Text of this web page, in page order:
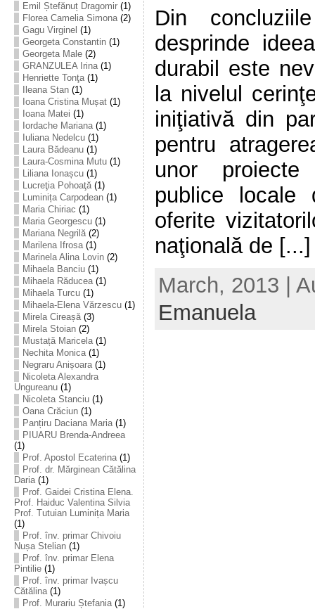
Emil Ștefănuț Dragomir(1)
Florea Camelia Simona(2)
Gagu Virginel (1)
Georgeta Constantin(1)
Georgeta Male(2)
GRANZULEA Irina(1)
Henriette Tonţa(1)
Ileana Stan(1)
Ioana Cristina Mușat(1)
Ioana Matei (1)
Iordache Mariana(1)
Iuliana Nedelcu(1)
Laura Bădeanu(1)
Laura-Cosmina Mutu(1)
Liliana Ionașcu(1)
Lucreţia Pohoaţă(1)
Luminița Carpodean(1)
Maria Chiriac (1)
Maria Georgescu(1)
Mariana Negrilă(2)
Marilena Ifrosa(1)
Marinela Alina Lovin(2)
Mihaela Banciu(1)
Mihaela Răducea(1)
Mihaela Turcu(1)
Mihaela-Elena Vărzescu(1)
Mirela Cireașă(3)
Mirela Stoian(2)
Mustață Maricela(1)
Nechita Monica(1)
Negraru Anișoara(1)
Nicoleta Alexandra
Ungureanu(1)
Nicoleta Stanciu(1)
Oana Crăciun(1)
Panțiru Daciana Maria(1)
PIUARU Brenda-Andreea
(1)
Prof. Apostol Ecaterina(1)
Prof. dr. Mărginean Cătălina
Daria(1)
Prof. Gaidei Cristina Elena.
Prof. Haiduc Valentina Silvia
Prof. Tutuian Luminița Maria
(1)
Prof. înv. primar Chivoiu
Nușa Stelian(1)
Prof. înv. primar Elena
Pintilie(1)
Prof. înv. primar Ivașcu
Cătălina(1)
Prof. Murariu Ștefania(1)
Din
desprinde
durabil este
la nivelul
iniţiativă din
pentru
unor
publice locale
oferite
naţională de [...]
March, 2013 |
Emanuela